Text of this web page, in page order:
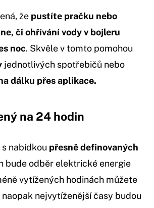
že pustíte pračku nebo
či ohřívání vody v bojleru
noc. Skvěle v tomto pomohou
jednotlivých spotřebičů nebo
dálku přes aplikace.
na 24 hodin
nabídkou přesně definovaných
bude odběr elektrické energie
vytížených hodinách můžete
nejvytíženější časy budou